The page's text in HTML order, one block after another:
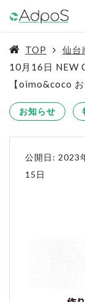
TOP
仙台
10月16日 NEW
【oimo&coco
お知らせ
公開日: 2023
15日